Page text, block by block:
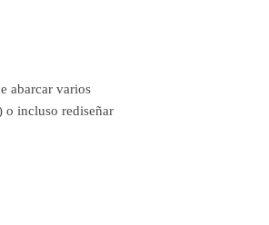
abarcar varios
o incluso rediseñar